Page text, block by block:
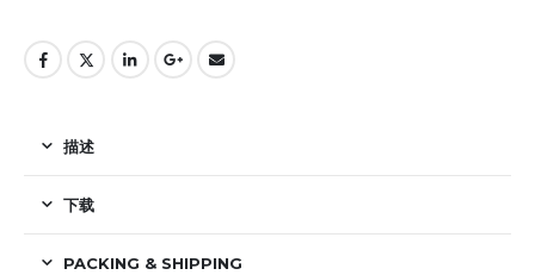
描述
下载
PACKING & SHIPPING